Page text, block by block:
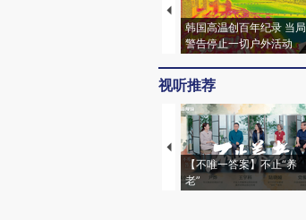
韩国高温创百年纪录 当局
警告停止一切户外活动
视听推荐
【不唯一答案】不止“养
老”